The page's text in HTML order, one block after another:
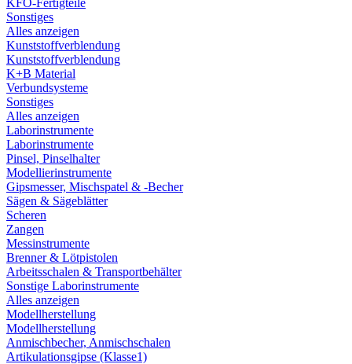
KFO-Fertigteile
Sonstiges
Alles anzeigen
Kunststoffverblendung
Kunststoffverblendung
K+B Material
Verbundsysteme
Sonstiges
Alles anzeigen
Laborinstrumente
Laborinstrumente
Pinsel, Pinselhalter
Modellierinstrumente
Gipsmesser, Mischspatel & -Becher
Sägen & Sägeblätter
Scheren
Zangen
Messinstrumente
Brenner & Lötpistolen
Arbeitsschalen & Transportbehälter
Sonstige Laborinstrumente
Alles anzeigen
Modellherstellung
Modellherstellung
Anmischbecher, Anmischschalen
Artikulationsgipse (Klasse1)